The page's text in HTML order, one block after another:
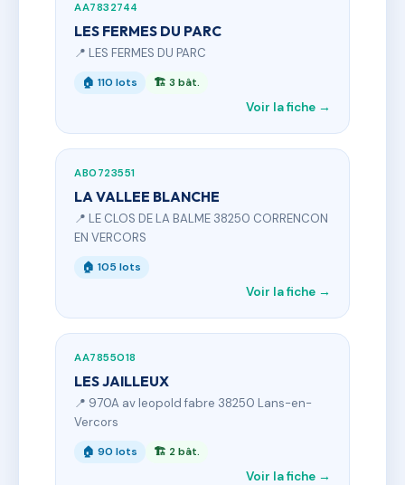
AA7832744
LES FERMES DU PARC
📍 LES FERMES DU PARC
🏠 110 lots 🏗 3 bât.
Voir la fiche →
AB0723551
LA VALLEE BLANCHE
📍 LE CLOS DE LA BALME 38250 CORRENCON
EN VERCORS
🏠 105 lots
Voir la fiche →
AA7855018
LES JAILLEUX
📍 970A av leopold fabre 38250 Lans-en-
Vercors
🏠 90 lots 🏗 2 bât.
Voir la fiche →